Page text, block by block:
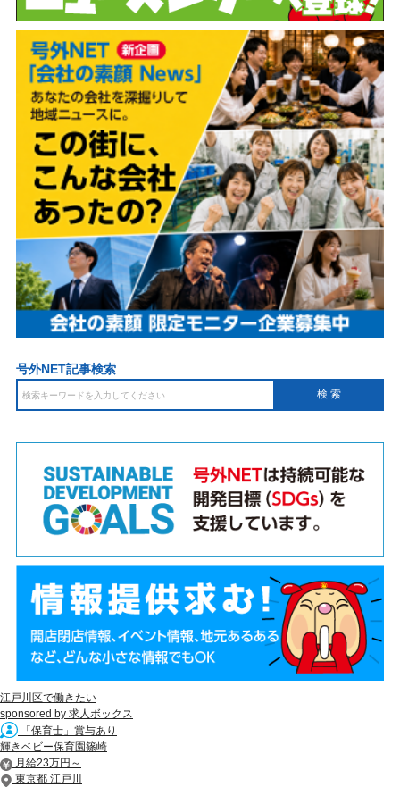
号外NET記事検索
江戸川区で働きたい
sponsored by 求人ボックス
「保育士」賞与あり
輝きベビー保育園篠崎
月給23万円～
東京都 江戸川